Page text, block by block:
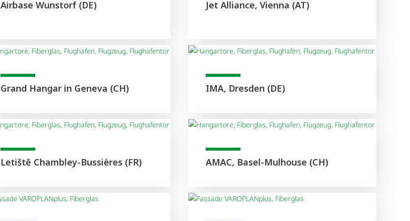
Airbase Wunstorf (DE) Jet Alliance, Vienna (AT)
Grand Hangar in Geneva (CH) IMA, Dresden (DE)
Letiště Chambley-Bussières (FR) AMAC, Basel-Mulhouse (CH)